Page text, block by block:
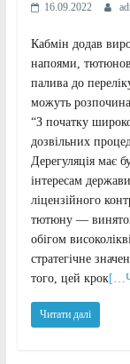
16.09.2022
Кабмін додав
напоями,
палива до
можуть
“З початку
дозвільних
Дерегуляція має
інтересам
ліцензійного
тютюну —
обігом
стратегічне
того, цей крок
Читати далі